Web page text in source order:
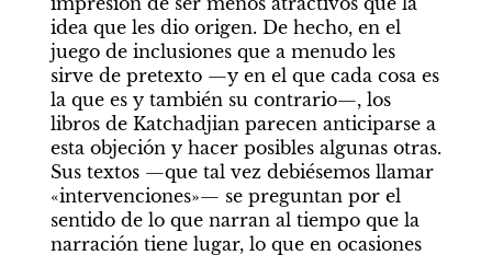
idea que les dio origen. De hecho, en el
juego de inclusiones que a menudo les
sirve de pretexto —y en el que cada cosa es
la que es y también su contrario—, los
libros de Katchadjian parecen anticiparse a
esta objeción y hacer posibles algunas otras.
Sus textos —que tal vez debiésemos llamar
«intervenciones»— se preguntan por el
sentido de lo que narran al tiempo que la
narración tiene lugar, lo que en ocasiones